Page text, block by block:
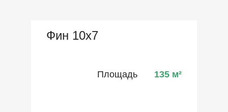
Фин 10х7
Площадь 135 м²